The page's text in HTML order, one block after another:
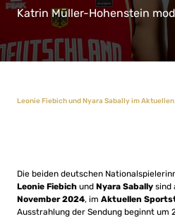
Katrin Müller-Hohenstein
Leonie Fiebich und Nyara Sabally im
Die beiden deutschen
Leonie Fiebich und Nyara Sabally sind
November 2024, im Aktuellen
Ausstrahlung der Sendung beginnt um